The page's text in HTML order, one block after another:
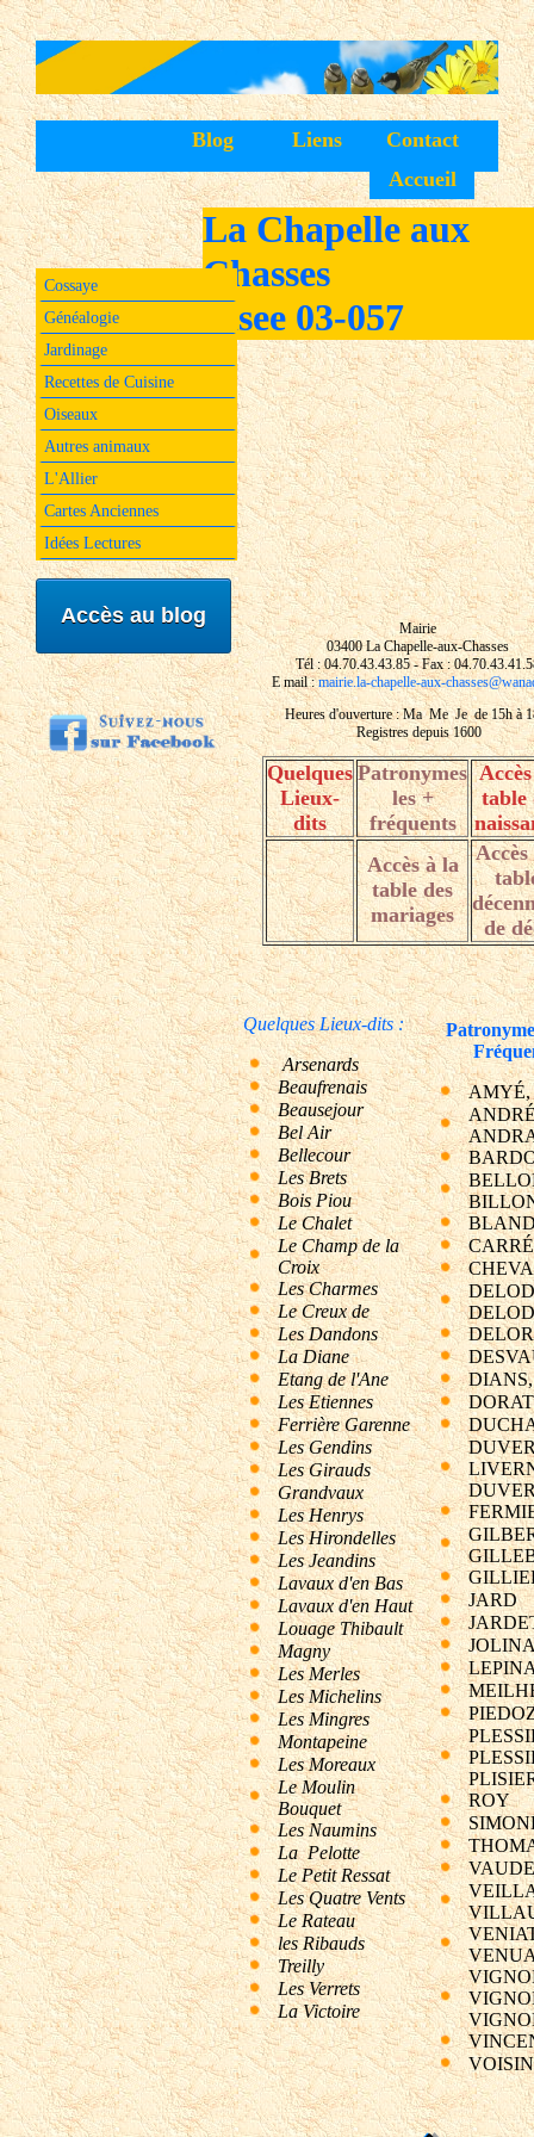
Contact
Liens
Blog
Accueil
Cossaye
Généalogie
Jardinage
Recettes de Cuisine
Oiseaux
Autres animaux
L'Allier
Cartes Anciennes
Idées Lectures
Accès au blog
La Chapelle aux
Chasses
Insee 03-057
Mairie
03400 La Chapelle-aux-Chasses
Tél : 04.70.43.43.85 - Fax :
E mail :mairie.la-chapelle-aux-
Heures d'ouverture : Ma Me Je de 15h à
Registres depuis 1600
Quelques
Lieux-
dits
Patronymes
les +
fréquents
table
Accès à la
table des
mariages
de
Quelques Lieux-dits :
Arsenards
Beaufrenais
Beausejour
Bel Air
Bellecour
Les Brets
Bois Piou
Le Chalet
Le Champ de la
Croix
Les Charmes
Le Creux de
Les Dandons
La Diane
Etang de l'Ane
Les Etiennes
Ferrière Garenne
Les Gendins
Les Girauds
Grandvaux
Les Henrys
Les Hirondelles
Les Jeandins
Lavaux d'en Bas
Lavaux d'en Haut
Louage Thibault
Magny
Les Merles
Les Michelins
Les Mingres
Montapeine
Les Moreaux
Le Moulin
Bouquet
Les Naumins
La Pelotte
Le Petit Ressat
Les Quatre Vents
LeRateau
les Ribauds
Treilly
Les Verrets
La Victoire
CARRÉ
DORAT
JARD
ROY
VOISIN